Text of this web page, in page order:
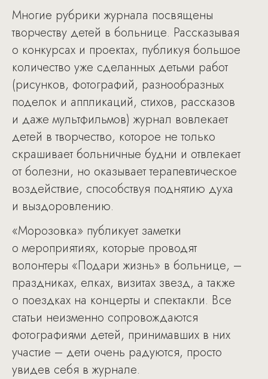
Многие рубрики журнала посвящены
творчеству детей в больнице. Рассказывая
о конкурсах и проектах, публикуя большое
количество уже сделанных детьми работ
(рисунков, фотографий, разнообразных
поделок и аппликаций, стихов, рассказов
и даже мультфильмов) журнал вовлекает
детей в творчество, которое не только
скрашивает больничные будни и отвлекает
от болезни, но оказывает терапевтическое
воздействие, способствуя поднятию духа
и выздоровлению.
«Морозовка» публикует заметки
о мероприятиях, которые проводят
волонтеры «Подари жизнь» в больнице, –
праздниках, елках, визитах звезд, а также
о поездках на концерты и спектакли. Все
статьи неизменно сопровождаются
фотографиями детей, принимавших в них
участие – дети очень радуются, просто
увидев себя в журнале.